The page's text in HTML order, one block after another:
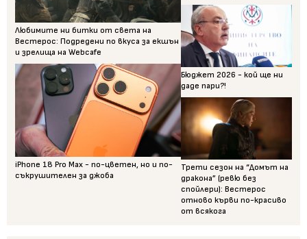
Любимите ни битки от света на
Вестерос: Подредени по вкуса за екшън
и зрелища на Webcafe
iPhone 18 Pro Max - по-цветен, но и по-
съкрушителен за джоба
Бюджет 2026 - кой ще ни
даде пари?!
Трети сезон на “Домът на
дракона” (ревю без
спойлери): Вестерос
отново кърви по-красиво
от всякога